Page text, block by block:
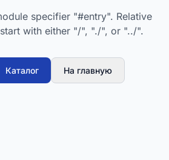
specifier "#entry". Relative
with either "/", "./", or "../".
Каталог На главную